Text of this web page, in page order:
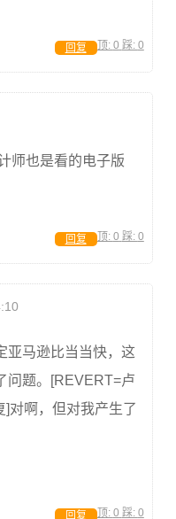
顶: 0 踩: 0
回复
师也是看的电子版
顶: 0 踩: 0
回复
亚马逊比当当快，这
问题。[REVERT=卢
]对啊，但对我产生了
顶: 0 踩: 0
回复